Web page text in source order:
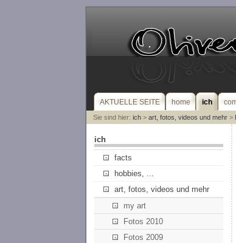
AKTUELLE SEITE home ich
Sie sind hier: ich> art, fotos, videos und mehr>
ich
facts
hobbies, ...
art, fotos, videos und mehr
my art
Fotos 2010
Fotos 2009